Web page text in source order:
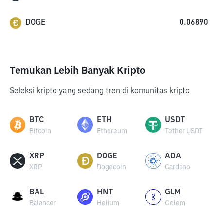
DOGE 0.06890
Temukan Lebih Banyak Kripto
Seleksi kripto yang sedang tren di komunitas kripto
BTC
Bitcoin
ETH
Ethereum
USDT
Tether USDT
XRP
XRP
DOGE
Dogecoin
ADA
Cardano
BAL
Balancer
HNT
Helium
GLM
Golem